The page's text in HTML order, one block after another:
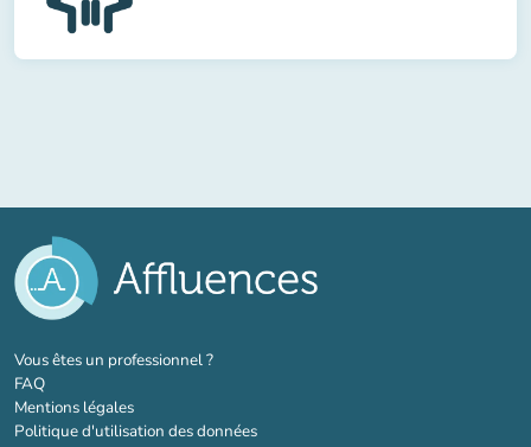
Vous êtes un professionnel ?(nouvel onglet)
FAQ
Mentions légales
Politique d'utilisation des données